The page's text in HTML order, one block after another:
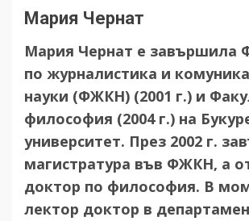
Мария Чернат
Мария Чернат е завършила
по журналистика и
науки (ФЖКН) (2001 г.) и
философия (2004 г.) на
университет. През 2002 г.
магистратура във ФЖКН, а
доктор по философия. В
лектор доктор в